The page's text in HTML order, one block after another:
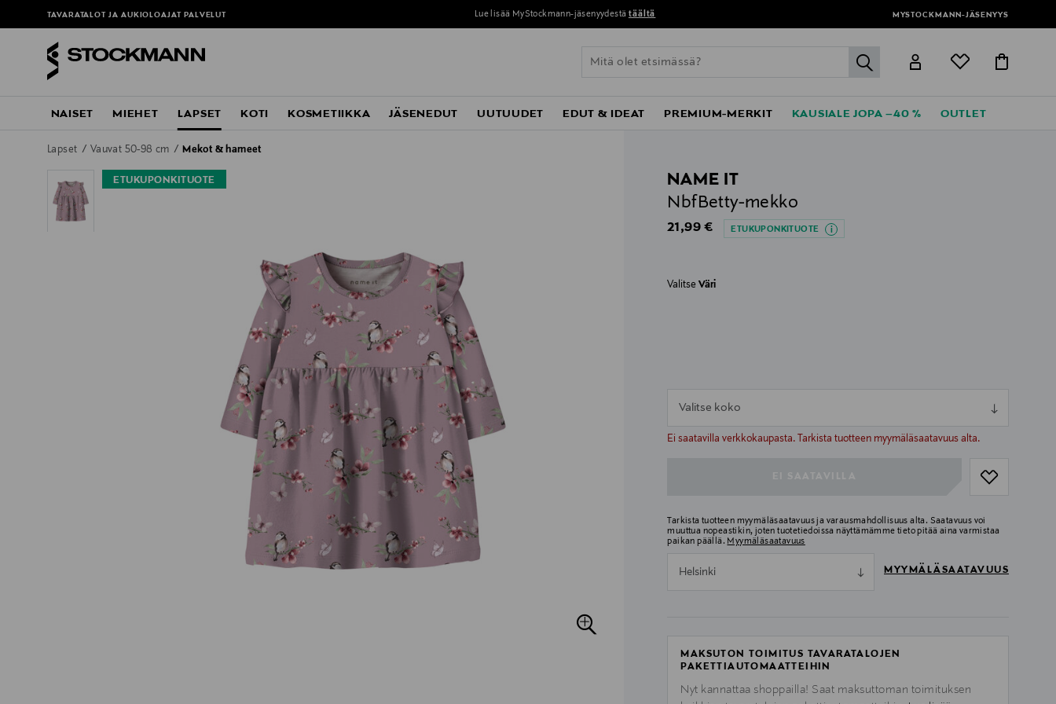
TAVARATALOT JA AUKIOLOAJAT PALVELUT Perustoimitus 0 € yli 120 euron ostoksista! MYSTOCKMANN-JÄSENYYS
label.header.go
NAISET MIEHET LAPSET KOTI KOSMETIIKKA JÄSENEDUT UUTUUDET EDUT & IDEAT PREMIUM-MERKIT KAUSIALE JOPA –40 % OUTLET
Lapset Vauvat 50-98 cm Mekot & hameet
ETUKUPONKITUOTE
NAME IT
NbfBetty-mekko
Original Price
21,99 € ETUKUPONKITUOTE
ValitseVäri
Valitse koko
Ei saatavilla verkkokaupasta. Tarkista tuotteen myymäläsaatavuus alta.
null
Tarkista tuotteen myymäläsaatavuus ja varausmahdollisuus alta. Saatavuus voi
muuttua nopeastikin, joten tuotetiedoissa näyttämämme tieto pitää aina varmistaa
paikan päällä. Myymäläsaatavuus
Helsinki MYYMÄLÄSAATAVUUS
MAKSUTON TOIMITUS TAVARATALOJEN
PAKETTIAUTOMAATTEIHIN
Nyt kannattaa shoppailla! Saat maksuttoman toimituksen